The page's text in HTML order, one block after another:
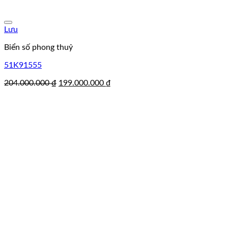
Lưu
Biển số phong thuỷ
51K91555
204.000.000₫ Giá
199.000.000 ₫